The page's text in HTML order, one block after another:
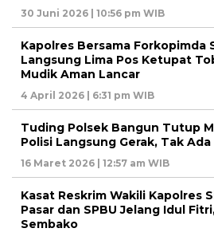
30 Juni 2026 | 10:56 pm WIB
Kapolres Bersama Forkopimda
Langsung Lima Pos Ketupat
Mudik Aman Lancar
4 April 2026 | 6:31 pm WIB
Tuding Polsek Bangun Tutup
Polisi Langsung Gerak, Tak
16 Maret 2026 | 12:57 am WIB
Kasat Reskrim Wakili Kapolres
Pasar dan SPBU Jelang Idul
Sembako